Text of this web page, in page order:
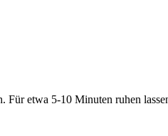
Für etwa 5-10 Minuten ruhen